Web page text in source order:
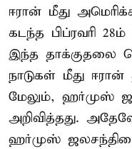
ஈரான் மீது
கடந்த பிப்ரவரி
இந்த தாக்குதலை
நாடுகள் மீது ஈரான்
மேலும், ஹர்முஸ்
அறிவித்தது.
ஹர்முஸ்